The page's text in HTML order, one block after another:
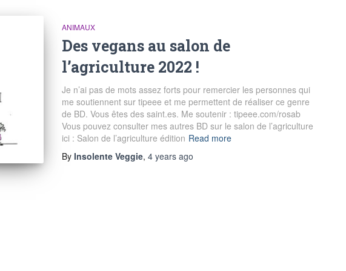
ANIMAUX
Des vegans au salon de
l’agriculture 2022 !
Je n’ai pas de mots assez forts pour remercier les personnes qui
me soutiennent sur tipeee et me permettent de réaliser ce genre
de BD. Vous êtes des saint.es. Me soutenir : tipeee.com/rosab
Vous pouvez consulter mes autres BD sur le salon de l’agriculture
ici : Salon de l’agriculture édition Read more
By Insolente Veggie, 4 years ago